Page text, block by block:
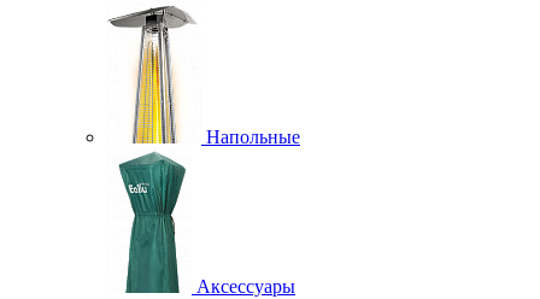
Напольные
Аксессуары